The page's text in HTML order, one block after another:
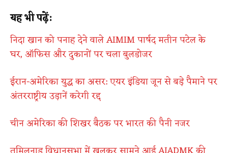
यह भी पढ़ें:
निदा खान को पनाह देने वाले AIMIM पार्षद मतीन पटेल के
घर, ऑफिस और दुकानों पर चला बुलडोजर
ईरान-अमेरिका युद्ध का असर: एयर इंडिया जून से बड़े पैमाने पर
अंतरराष्ट्रीय उड़ानें करेगी रद्द
चीन अमेरिका की शिखर बैठक पर भारत की पैनी नजर